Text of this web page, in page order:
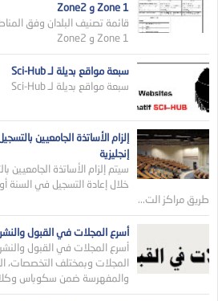
Zone 1 و Zone2
قائمة تصنيف البلدان وفق
Zone 1 و Zone2
سبعة مواقع بديلة لـ Sci-Hub
سبعة مواقع بديلة لـ Sci-Hub
إلزام الأساتذة الجامعيين
إنجليزية
سيتم إلزام الأساتذة الجامعيين
خلال إعادة التسجيل في السنة
طريق مراكز الت...
أسرع المجلات في القبول والنشر
أسرع المجلات في القبول والنشر
المجلات وبمختلف التخصصات،
والمفهرسة ضمن سكوباس